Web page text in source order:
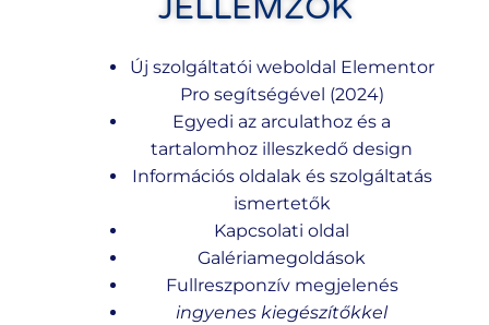
Új szolgáltatói weboldal Elementor
Pro segítségével (2024)
Egyedi az arculathoz és a
tartalomhoz illeszkedő design
Információs oldalak és szolgáltatás
ismertetők
Kapcsolati oldal
Galériamegoldások
Fullreszponzív megjelenés
ingyenes kiegészítőkkel